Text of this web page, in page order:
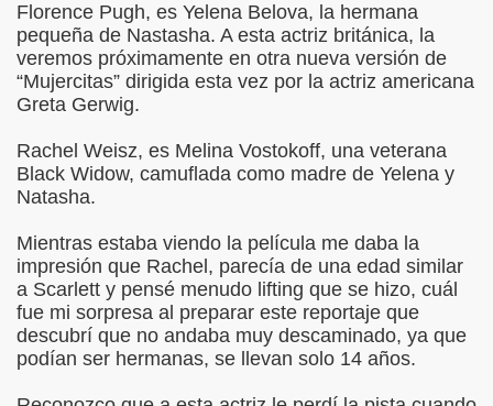
Florence Pugh, es Yelena Belova, la hermana
pequeña de Nastasha. A esta actriz británica, la
veremos próximamente en otra nueva versión de
“Mujercitas” dirigida esta vez por la actriz americana
Greta Gerwig.
Rachel Weisz, es Melina Vostokoff, una veterana
Black Widow, camuflada como madre de Yelena y
Natasha.
Mientras estaba viendo la película me daba la
impresión que Rachel, parecía de una edad similar
a Scarlett y pensé menudo lifting que se hizo, cuál
fue mi sorpresa al preparar este reportaje que
descubrí que no andaba muy descaminado, ya que
podían ser hermanas, se llevan solo 14 años.